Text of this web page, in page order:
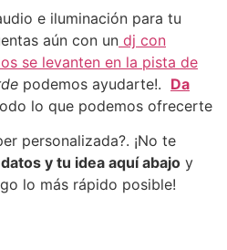
e iluminación para tu
aún con un dj con
se levanten en la pista de
podemos ayudarte!. Da
lo que podemos ofrecerte
personalizada?. ¡No te
y tu idea aquí abajo y
lo más rápido posible!